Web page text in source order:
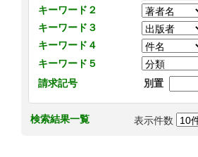
キーワード２
キーワード３
キーワード４
キーワード５
請求記号
別置
検索結果一覧 表示件数